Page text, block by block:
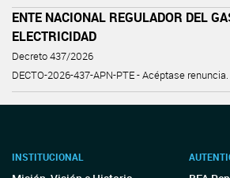
ENTE NACIONAL REGULADOR DEL
ELECTRICIDAD
Decreto 437/2026
DECTO-2026-437-APN-PTE - Acéptase renuncia.
INSTITUCIONAL